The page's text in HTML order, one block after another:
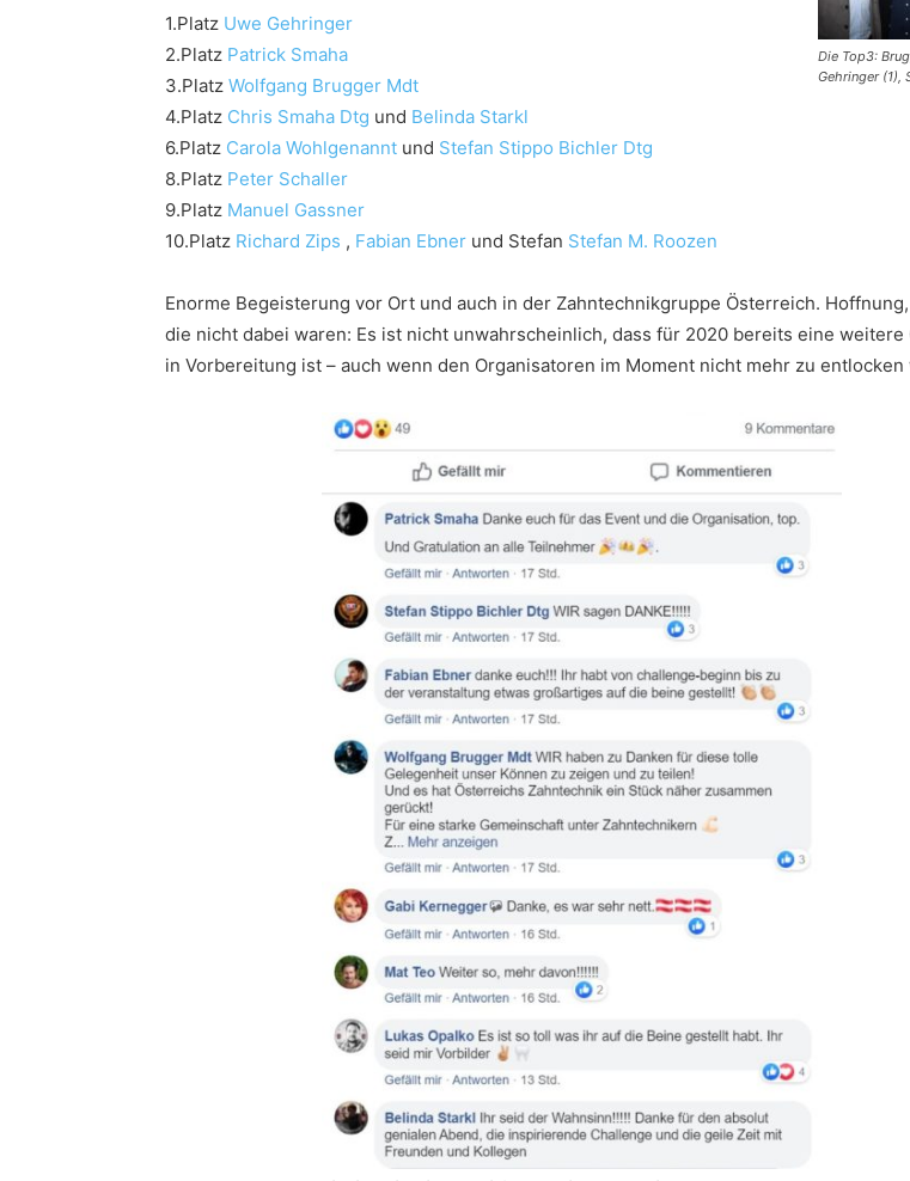
Die Top3:
Gehringer (1),
1.Platz Uwe Gehringer
2.Platz Patrick Smaha
3.Platz Wolfgang Brugger Mdt
4.Platz Chris Smaha Dtg und Belinda Starkl
6.Platz Carola Wohlgenannt und Stefan Stippo Bichler Dtg
8.Platz Peter Schaller
9.Platz Manuel Gassner
10.Platz Richard Zips , Fabian Ebner und Stefan Stefan M. Roozen
Enorme Begeisterung vor Ort und auch in der Zahntechnikgruppe Österreich.
die nicht dabei waren: Es ist nicht unwahrscheinlich, dass für 2020 bereits eine weitere
in Vorbereitung ist – auch wenn den Organisatoren im Moment nicht mehr zu entlocken